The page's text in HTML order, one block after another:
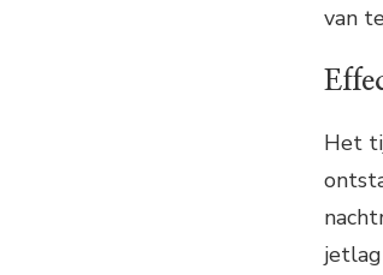
van
Het